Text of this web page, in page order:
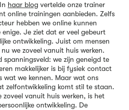
haar blog vertelde onze trainer
online trainingen aanbieden. Zelfs
hebben we online kunnen
Je ziet dat er veel gebeurt
ontwikkeling. Juist om mensen
we zoveel vanuit huis werken.
spanningsveld: we zijn geneigd te
makkelijker is bij fysiek contact
wat we kennen. Maar wat ons
zelfontwikkeling komt stil te staan.
vanuit huis werken, is het
ontwikkeling. De